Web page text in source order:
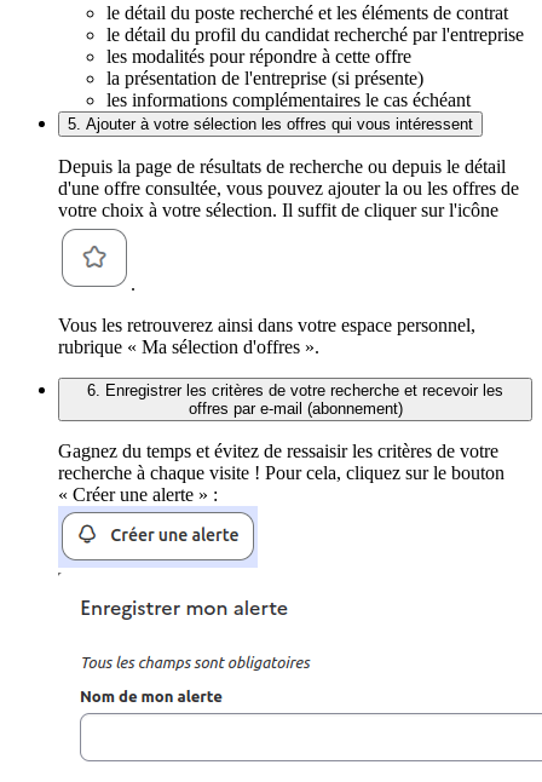
le détail du poste recherché et les éléments de contrat
le détail du profil du candidat recherché par l'entreprise
les modalités pour répondre à cette offre
la présentation de l'entreprise (si présente)
les informations complémentaires le cas échéant
5. Ajouter à votre sélection les offres qui vous intéressent
Depuis la page de résultats de recherche ou depuis le détail
d'une offre consultée, vous pouvez ajouter la ou les offres de
votre choix à votre sélection. Il suffit de cliquer sur l'icône
.
Vous les retrouverez ainsi dans votre espace personnel,
rubrique « Ma sélection d'offres ».
6. Enregistrer les critères de votre recherche et recevoir les
offres par e-mail (abonnement)
Gagnez du temps et évitez de ressaisir les critères de votre
recherche à chaque visite ! Pour cela, cliquez sur le bouton
« Créer une alerte » :